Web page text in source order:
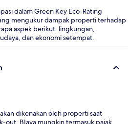
dalam Green Key Eco-Rating
mengukur dampak properti terhadap
aspek berikut: lingkungan,
dan ekonomi setempat.
dikenakan oleh properti saat
out. BIaya mungkin termasuk pajak